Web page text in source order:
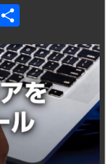
io
有